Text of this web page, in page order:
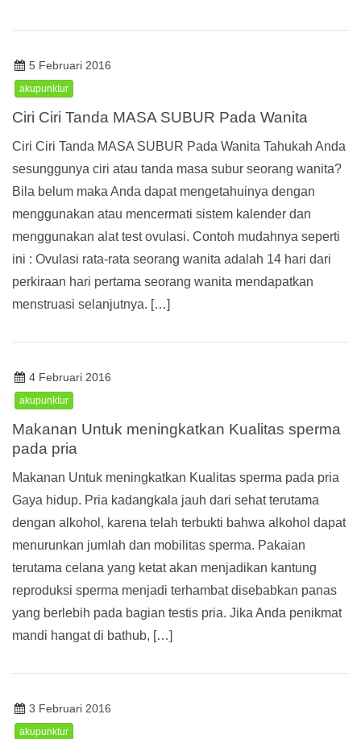
5 Februari 2016
akupunktur
Ciri Ciri Tanda MASA SUBUR Pada Wanita
Ciri Ciri Tanda MASA SUBUR Pada Wanita Tahukah Anda
sesunggunya ciri atau tanda masa subur seorang wanita?
Bila belum maka Anda dapat mengetahuinya dengan
menggunakan atau mencermati sistem kalender dan
menggunakan alat test ovulasi. Contoh mudahnya seperti
ini : Ovulasi rata-rata seorang wanita adalah 14 hari dari
perkiraan hari pertama seorang wanita mendapatkan
menstruasi selanjutnya. […]
4 Februari 2016
akupunktur
Makanan Untuk meningkatkan Kualitas sperma
pada pria
Makanan Untuk meningkatkan Kualitas sperma pada pria
Gaya hidup. Pria kadangkala jauh dari sehat terutama
dengan alkohol, karena telah terbukti bahwa alkohol dapat
menurunkan jumlah dan mobilitas sperma. Pakaian
terutama celana yang ketat akan menjadikan kantung
reproduksi sperma menjadi terhambat disebabkan panas
yang berlebih pada bagian testis pria. Jika Anda penikmat
mandi hangat di bathub, […]
3 Februari 2016
akupunktur